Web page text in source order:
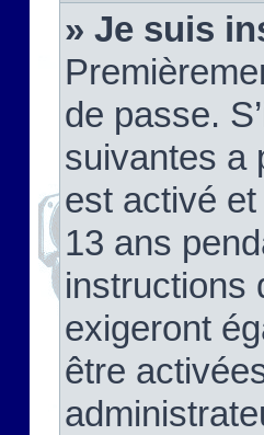
» Je suis
de passe.
suivantes a
est activé
13 ans
instructions
exigeront
être